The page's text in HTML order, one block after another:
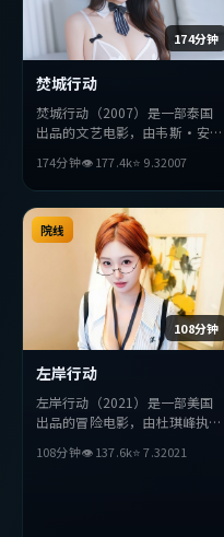
174分钟
焚城行动
焚城行动（2007）是一部泰国
出品的文艺电影，由韦斯·安
政民等主演。影片在叙事与视听
上力求突破，探讨人性与抉择，
节奏张弛有度，适合喜欢该类型
的观众完整观看。
174分钟👁177.4k⭐ 9.32007
108分钟
院线
左岸行动
左岸行动（2021）是一部美国
出品的冒险电影，由杜琪峰执
等主演。影片在叙事与视听上力
108分钟👁137.6k⭐7.32021